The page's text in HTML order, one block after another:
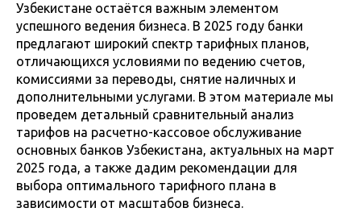
Узбекистане остаётся важным элементом
успешного ведения бизнеса. В 2025 году банки
предлагают широкий спектр тарифных планов,
отличающихся условиями по ведению счетов,
комиссиями за переводы, снятие наличных и
дополнительными услугами. В этом материале мы
проведем детальный сравнительный анализ
тарифов на расчетно-кассовое обслуживание
основных банков Узбекистана, актуальных на март
2025 года, а также дадим рекомендации для
выбора оптимального тарифного плана в
зависимости от масштабов бизнеса.